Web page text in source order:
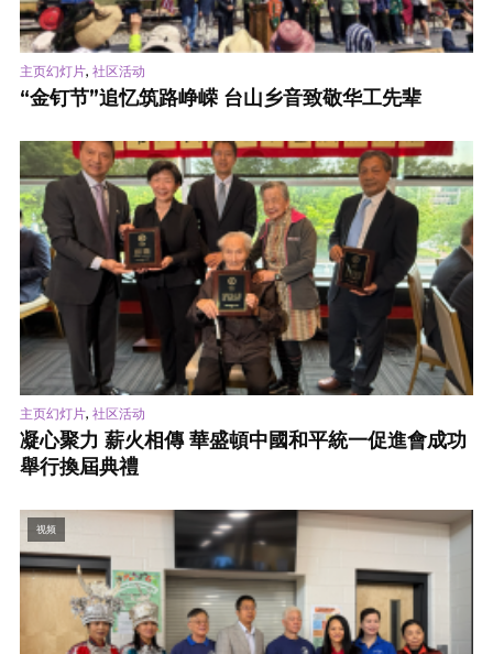
主页幻灯片, 社区活动
“金钉节”追忆筑路峥嵘 台山乡音致敬华工先辈
主页幻灯片, 社区活动
凝心聚力 薪火相傳 華盛頓中國和平統一促進會成功
舉行換屆典禮
视频